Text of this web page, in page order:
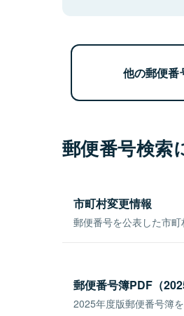
他の郵便番
郵便番号検索
市町村変更情報
郵便番号を公表した市町
郵便番号簿PDF（
2025年度版郵便番号簿